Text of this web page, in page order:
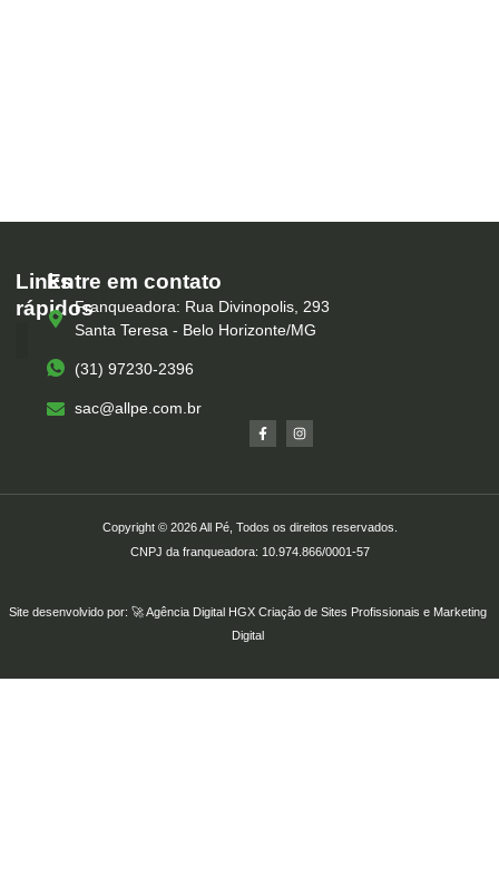
Links
rápidos
Entre em contato
Franqueadora: Rua Divinopolis, 293
Santa Teresa - Belo Horizonte/MG
(31) 97230-2396
sac@allpe.com.br
Copyright © 2026 All Pé, Todos os direitos reservados.
CNPJ da franqueadora: 10.974.866/0001-57
Site desenvolvido por: 🚀Agência Digital HGXCriação de Sites Profissionaise Marketing
Digital